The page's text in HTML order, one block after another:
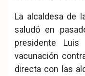
La alcaldesa de
saludó en
presidente
vacunación
directa con las